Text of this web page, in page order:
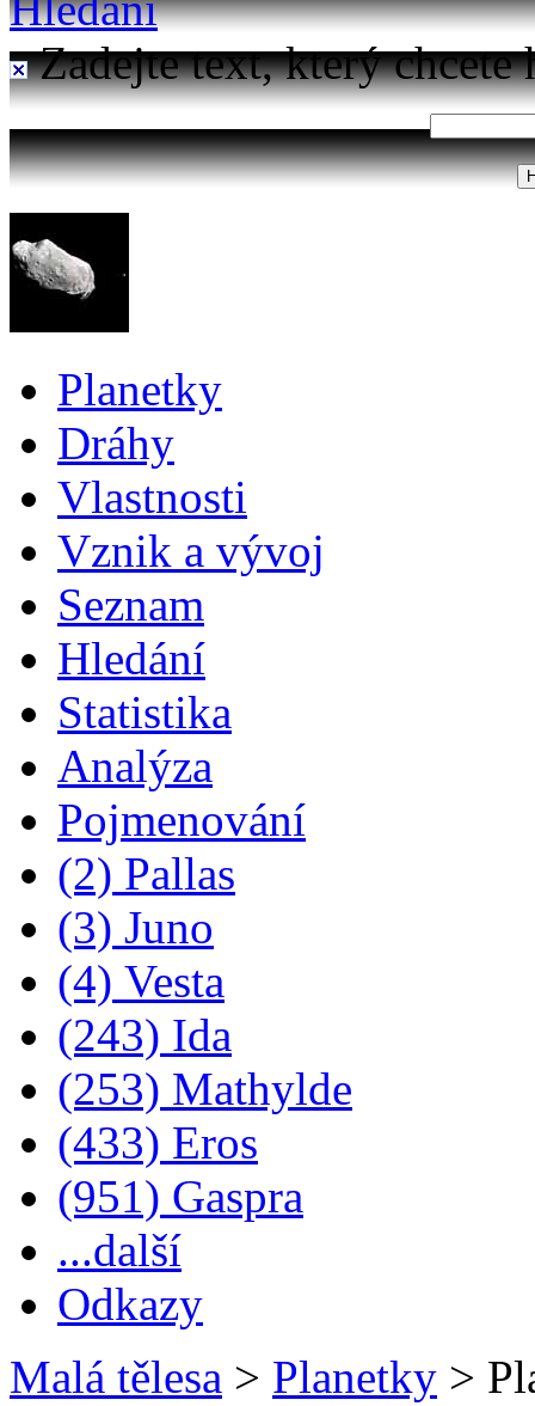
Zadejte text, který chcete
Planetky
Dráhy
Vlastnosti
Vznik a vývoj
Seznam
Hledání
Statistika
Analýza
Pojmenování
(2) Pallas
(3) Juno
(4) Vesta
(243) Ida
(253) Mathylde
(433) Eros
(951) Gaspra
...další
Odkazy
Malá tělesa > Planetky >